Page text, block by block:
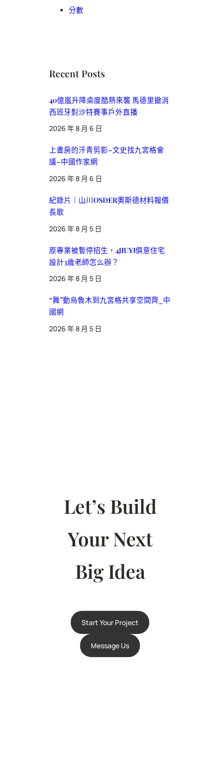
分數
Recent Posts
40億嵐升降桌度酷熱來襲 馬德里撤消
西班牙對沙特賽事戶外直播
2026 年 8 月 6 日
上書房的汗青剪影–文史找九宮格會
議–中國作家網
2026 年 8 月 6 日
紀錄片｜山川OSDER奧斯德材料報價
長歌
2026 年 8 月 5 日
原專業被暫停招生，4JIUYI俱意住宅
設計3歲老師怎么辦？
2026 年 8 月 5 日
“舞”動烏魯木到九宮格共享空間齊_中
國網
2026 年 8 月 5 日
Let’s Build
Your Next
Big Idea
Start Your Project
Message Us